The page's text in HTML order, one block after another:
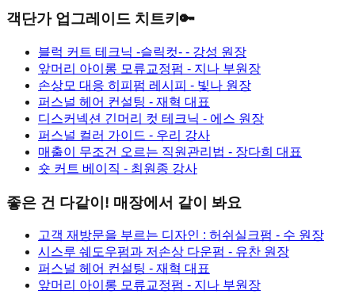
객단가 업그레이드 치트키🔑
블럭 커트 테크닉 -슬릭컷- - 강성 원장
앞머리 아이롱 모류교정펌 - 지나 부원장
손상모 대응 히피펌 레시피 - 빛나 원장
퍼스널 헤어 컨설팅 - 재혁 대표
디스커넥션 긴머리 컷 테크닉 - 에스 원장
퍼스널 컬러 가이드 - 우리 강사
매출이 무조건 오르는 직원관리법 - 장다희 대표
숏 커트 베이직 - 최원종 강사
좋은 건 다같이! 매장에서 같이 봐요
고객 재방문을 부르는 디자인 : 허쉬실크펌 - 수 원장
시스루 쉐도우펌과 저손상 다운펌 - 유찬 원장
퍼스널 헤어 컨설팅 - 재혁 대표
앞머리 아이롱 모류교정펌 - 지나 부원장